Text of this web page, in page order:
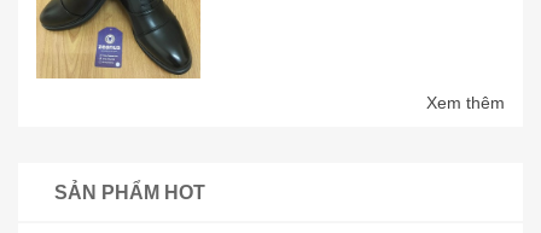
Xem thêm
SẢN PHẨM HOT